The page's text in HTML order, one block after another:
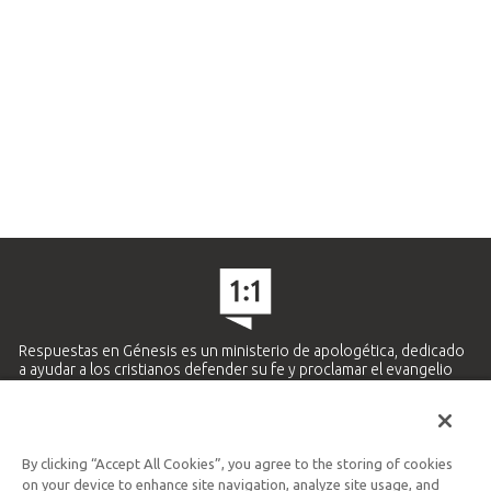
Respuestas en Génesis es un ministerio de apologética, dedicado
a ayudar a los cristianos defender su fe y proclamar el evangelio
Ministerio Hispano y Latinoamericano
By clicking “Accept All Cookies”, you agree to the storing of cookies
on your device to enhance site navigation, analyze site usage, and